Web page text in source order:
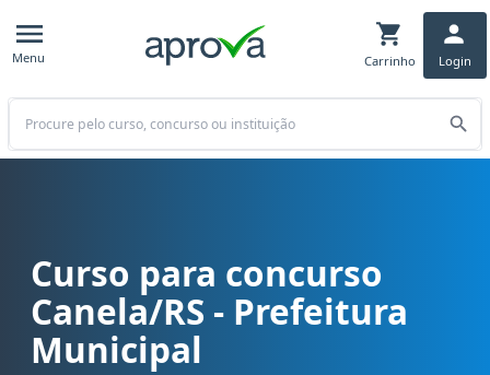
Menu Carrinho Login
Buscar
Curso para concurso Canela/RS - Prefeitura Municipal cargo
Curso para concurso
Canela/RS - Prefeitura
Municipal